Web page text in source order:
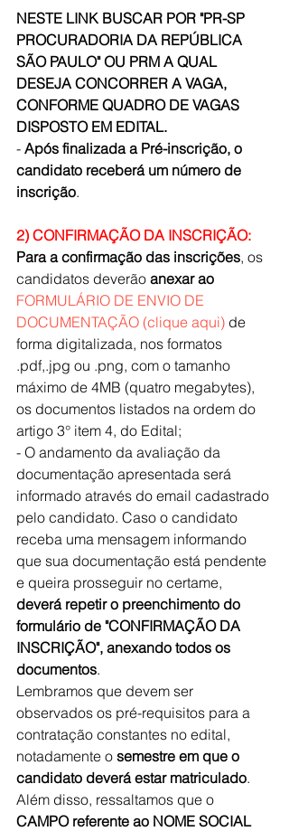
NESTE LINK BUSCAR POR "PR-SP
PROCURADORIA DA REPÚBLICA
SÃO PAULO" OU PRM A QUAL
DESEJA CONCORRER A VAGA,
CONFORME QUADRO DE VAGAS
DISPOSTO EM EDITAL.
- Após finalizada a Pré-inscrição, o
candidato receberá um número de
inscrição.
2) CONFIRMAÇÃO DA INSCRIÇÃO:
Para a confirmação das inscrições, os
candidatos deverão anexar ao
FORMULÁRIO DE ENVIO DE
DOCUMENTAÇÃO (clique aqui) de
forma digitalizada, nos formatos
.pdf,.jpg ou .png, com o tamanho
máximo de 4MB (quatro megabytes),
os documentos listados na ordem do
artigo 3° item 4, do Edital;
- O andamento da avaliação da
documentação apresentada será
informado através do email cadastrado
pelo candidato. Caso o candidato
receba uma mensagem informando
que sua documentação está pendente
e queira prosseguir no certame,
deverá repetir o preenchimento do
formulário de "CONFIRMAÇÃO DA
INSCRIÇÃO", anexando todos os
documentos.
Lembramos que devem ser
observados os pré-requisitos para a
contratação constantes no edital,
notadamente o semestre em que o
candidato deverá estar matriculado.
Além disso, ressaltamos que o
CAMPO referente ao NOME SOCIAL